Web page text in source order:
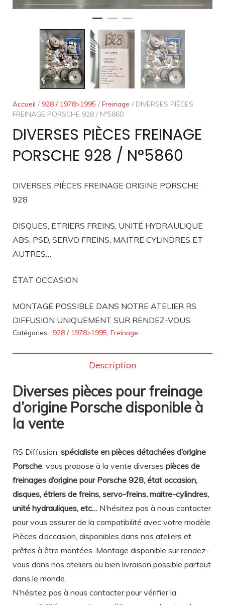
Accueil / 928 / 1978>1995 / Freinage / DIVERSES PIÈCES
FREINAGE PORSCHE 928 / N°5860
DIVERSES PIÈCES FREINAGE
PORSCHE 928 / N°5860
DIVERSES PIÈCES FREINAGE ORIGINE PORSCHE
928
DISQUES, ETRIERS FREINS, UNITÉ HYDRAULIQUE
ABS, PSD, SERVO FREINS, MAITRE CYLINDRES ET
AUTRES…
ÉTAT OCCASION
MONTAGE POSSIBLE DANS NOTRE ATELIER RS
DIFFUSION UNIQUEMENT SUR RENDEZ-VOUS
Catégories : 928 / 1978>1995 Freinage
Description
Diverses pièces pour freinage
d’origine Porsche disponible à
la vente
RS Diffusion, spécialiste en pièces détachées d’origine
Porsche , vous propose à la vente diverses pièces de
freinages d’origine pour Porsche 928, état occasion,
disques, étriers de freins, servo-freins, maitre-cylindres,
unité hydrauliques, etc… N’hésitez pas à nous contacter
pour vous assurer de la compatibilité avec votre modèle.
Pièces d’occasion, disponibles dans nos ateliers et
prêtes à être montées. Montage disponible sur rendez-
vous dans nos ateliers ou bien livraison possible partout
dans le monde.
N’hésitez pas à nous contacter pour vérifier la